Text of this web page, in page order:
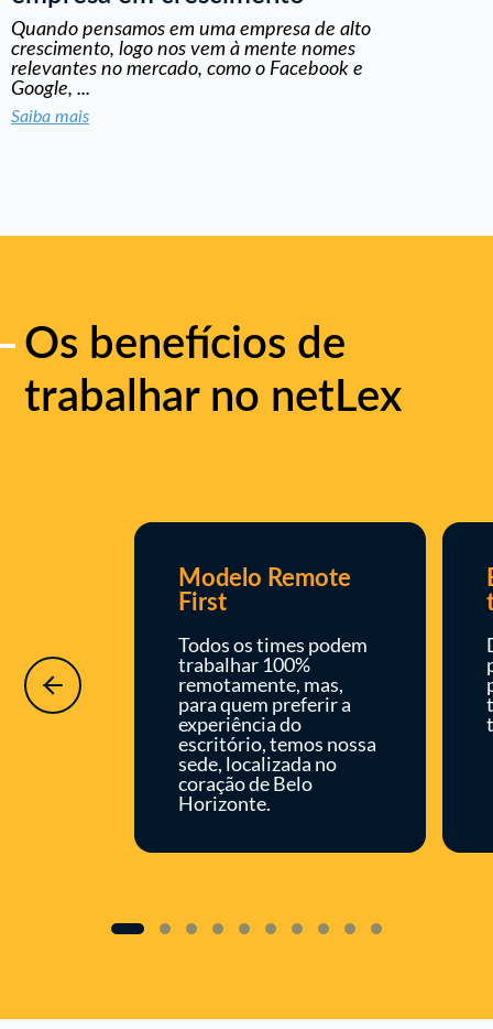
Quando pensamos em uma empresa de alto
crescimento, logo nos vem à mente nomes
relevantes no mercado, como o Facebook e
Google, ...
Saiba mais
Os benefícios de
trabalhar no netLex
Modelo Remote
First
Todos os times podem
trabalhar 100%
remotamente, mas,
para quem preferir a
experiência do
escritório, temos nossa
sede, localizada no
coração de Belo
Horizonte.